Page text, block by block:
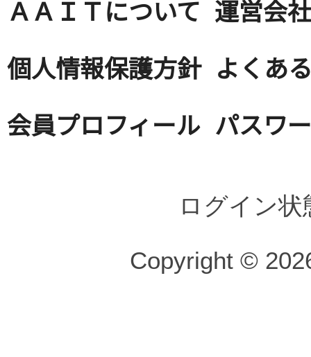
ＡＡＩＴについて 運営会社
個人情報保護方針 よくあ
会員プロフィール パスワ
ログイン
Copyright ©